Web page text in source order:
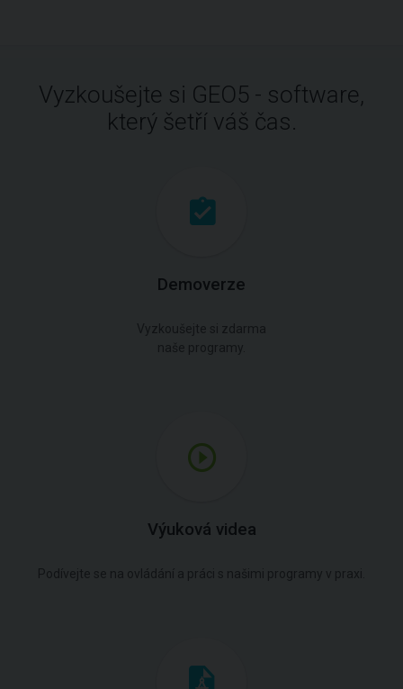
Vyzkoušejte si GEO5 - software,
který šetří váš čas.
Demoverze
Vyzkoušejte si zdarma
naše programy.
Výuková videa
Podívejte se na ovládání a práci s našimi programy v praxi.